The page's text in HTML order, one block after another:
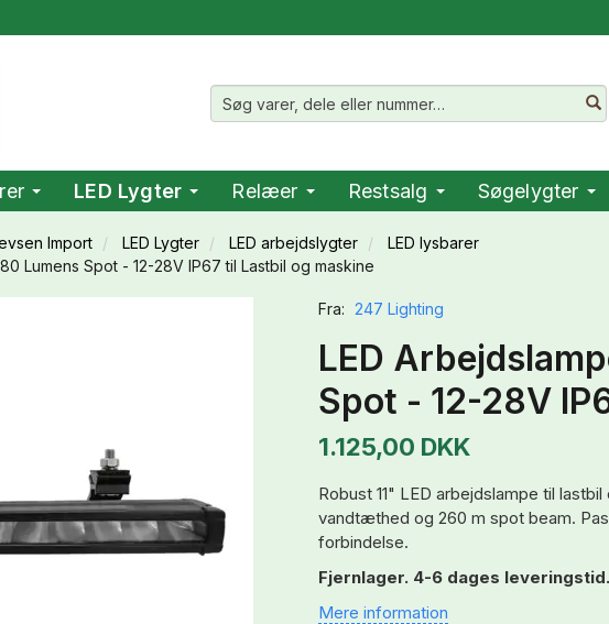
LED Lygter Relæer Restsalg Søgelygter
Import LED Lygter LED arbejdslygter
LED lysbarer
Lumens Spot - 12-28V IP67 til Lastbil og maskine
Fra: 247 Lighting
LED
Spot - 12-28V
1.125,00 DKK
Robust 11" LED arbejdslampe til
vandtæthed og 260 m spot beam.
forbindelse.
Fjernlager. 4-6 dages leveringstid.
Mere information